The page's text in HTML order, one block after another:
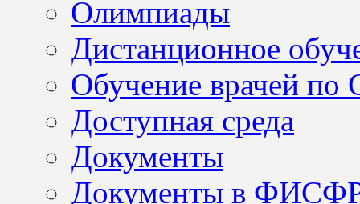
Олимпиады
Дистанционное
Обучение врачей по
Доступная среда
Документы
Документы в